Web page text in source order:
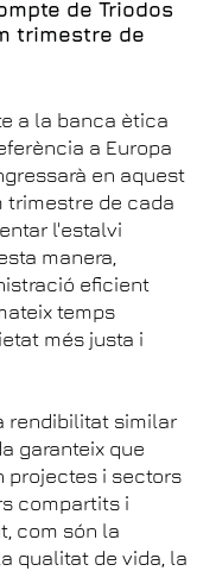
de Triodos
trimestre de
a la banca ètica
a Europa
en aquest
trimestre de cada
l'estalvi
manera,
eficient
temps
més justa i
rendibilitat similar
garanteix que
projectes i sectors
compartits i
com són la
qualitat de vida, la